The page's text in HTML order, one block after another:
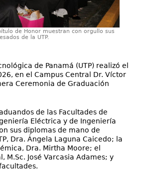
de Honor muestran con orgullo sus
de la UTP.
de Panamá (UTP) realizó el
en el Campus Central Dr. Víctor
Ceremonia de Graduación
de las Facultades de
Eléctrica y de Ingeniería
sus diplomas de mano de
Dra. Ángela Laguna Caicedo; la
Dra. Mirtha Moore; el
M.Sc. José Varcasia Adames; y